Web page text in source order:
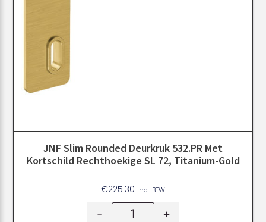
JNF Slim Rounded Deurkruk 532.PR Met
Kortschild Rechthoekige SL 72, Titanium-Gold
€225.30 Incl. BTW
- +